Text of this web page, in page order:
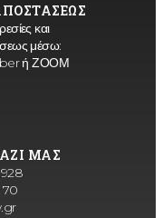
και
μέσω:
ή ΖΟΟΜ
ΜΑΣ
70